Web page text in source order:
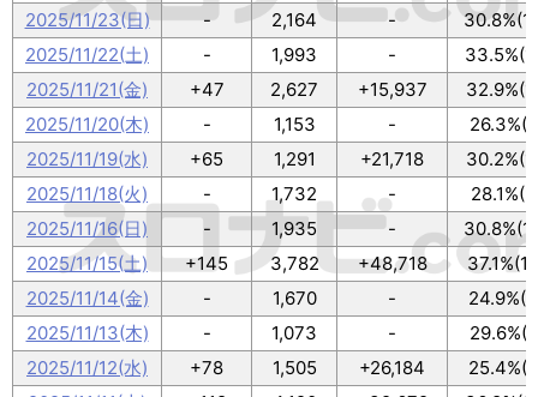
2025/11/23(日)
- 2,164 -
2025/11/22(土)
- 1,993 -
2025/11/21(金)
+47 2,627 +15,937
2025/11/20(木)
- 1,153 -
2025/11/19(水)
+65 1,291 +21,718
2025/11/18(火)
- 1,732 -
2025/11/16(日)
- 1,935 -
2025/11/15(土)
+145 3,782 +48,718
2025/11/14(金)
- 1,670 -
2025/11/13(木)
- 1,073 -
2025/11/12(水)
+78 1,505 +26,184